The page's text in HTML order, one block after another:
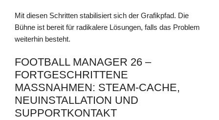
Mit diesen Schritten stabilisiert sich der Grafikpfad. Die
Bühne ist bereit für radikalere Lösungen, falls das Problem
weiterhin besteht.
FOOTBALL MANAGER 26 –
FORTGESCHRITTENE
MASSNAHMEN: STEAM-CACHE, N
EUINSTALLATION UND S
UPPORTKONTAKT